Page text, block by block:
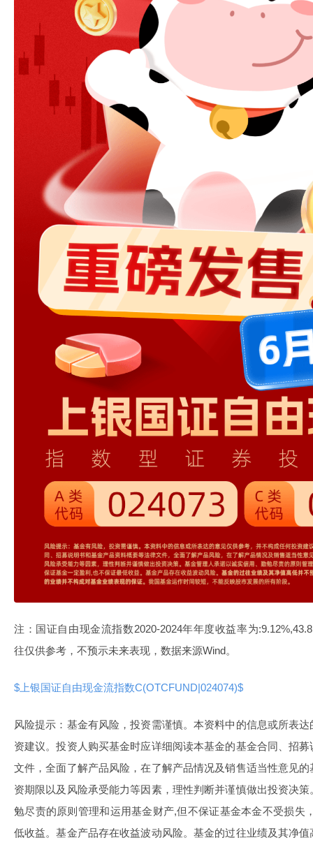
注：国证自由现金流指数2020-2024年年度收益率为
往仅供参考，不预示未来表现，数据来源Wind。
$上银国证自由现金流指数C(OTCFUND|024074)$
风险提示：基金有风险，投资需谨慎。本资料中的信息或所表
资建议。投资人购买基金时应详细阅读本基金的基金合同、招
文件，全面了解产品风险，在了解产品情况及销售适当性意见
资期限以及风险承受能力等因素，理性判断并谨慎做出投资决
勉尽责的原则管理和运用基金财产,但不保证基金本金不受损失
低收益。基金产品存在收益波动风险。基金的过往业绩及其净